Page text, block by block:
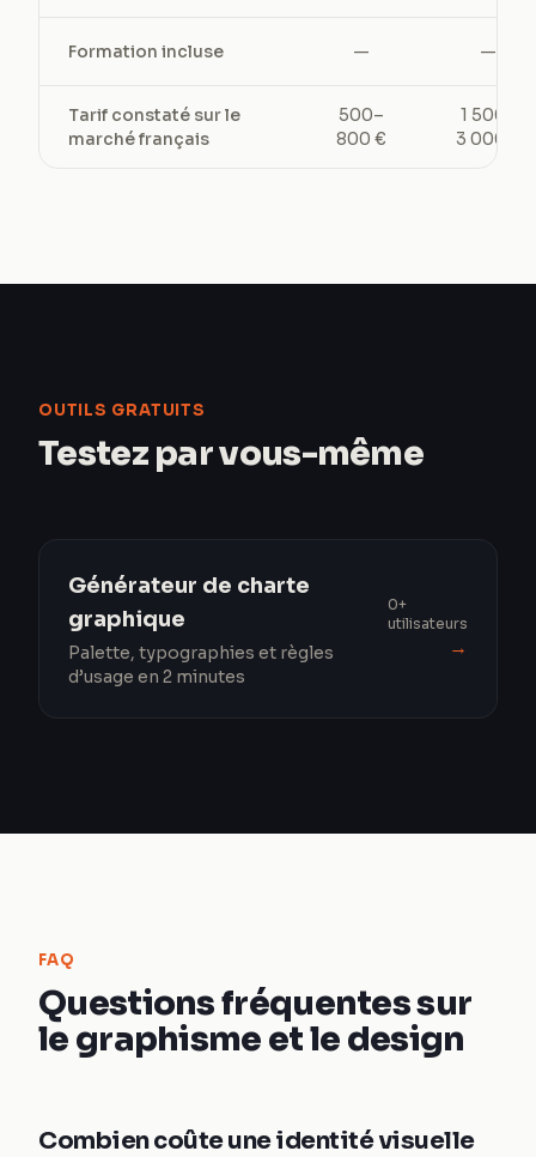
Formation incluse — —
Tarif constaté sur le
marché français
500–
800 €
1 500–
3 000 €
OUTILS GRATUITS
Testez par vous-même
Générateur de charte
graphique
Palette, typographies et règles
d’usage en 2 minutes
0+
utilisateurs
→
FAQ
Questions fréquentes sur
le graphisme et le design
Combien coûte une identité visuelle